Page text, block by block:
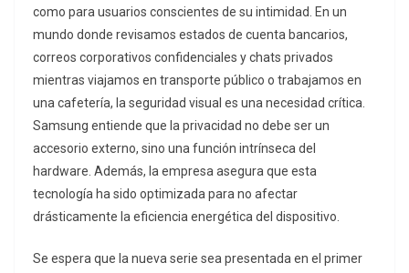
como para usuarios conscientes de su intimidad. En un
mundo donde revisamos estados de cuenta bancarios,
correos corporativos confidenciales y chats privados
mientras viajamos en transporte público o trabajamos en
una cafetería, la seguridad visual es una necesidad crítica.
Samsung entiende que la privacidad no debe ser un
accesorio externo, sino una función intrínseca del
hardware. Además, la empresa asegura que esta
tecnología ha sido optimizada para no afectar
drásticamente la eficiencia energética del dispositivo.
Se espera que la nueva serie sea presentada en el primer